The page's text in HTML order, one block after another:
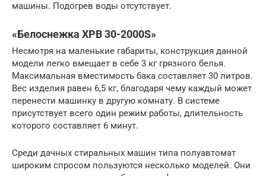
машины. Подогрев воды отсутствует.
«Белоснежка XPB 30-2000S»
Несмотря на маленькие габариты, конструкция данной
модели легко вмещает в себе 3 кг грязного белья.
Максимальная вместимость бака составляет 30 литров.
Вес изделия равен 6,5 кг, благодаря чему каждый может
перенести машинку в другую комнату. В системе
присутствует всего один режим работы, длительность
которого составляет 6 минут.
Среди дачных стиральных машин типа полуавтомат
широким спросом пользуются несколько моделей. Они